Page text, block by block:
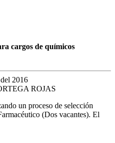
cargos de químicos
2016
ROJAS
un proceso de selección
(Dos vacantes). El